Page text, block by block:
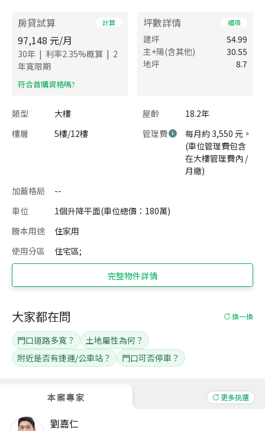
房貸試算 計算
97,148 元/月
30年 | 利率2.35%概算 | 2
年寬限期
​符合首購資格嗎?
坪數詳情 細項
建坪
54.99
主+陽(含其他)
30.55
地坪
8.7
類型 大樓 屋齡
18.2年
樓層
5樓/12樓 管理費
每月約 3,550 元。
(車位管理費包含
在大樓管理費內 /
月繳)
加蓋格局
--
車位
1個升降平面(車位總價：180萬)
謄本用途
住家用
使用分區
住宅區;
完整物件詳情
本案專家 更多挑選
劉嘉仁
大家都在問 換一換
門口道路多寬？
土地屬性為何？
附近是否有捷運/公車站？
門口可否停車？